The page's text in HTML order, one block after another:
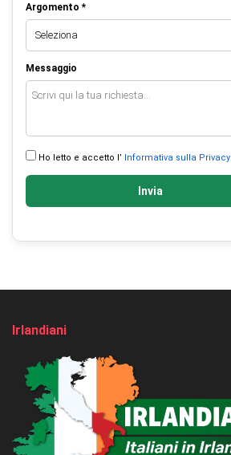
Argomento *
Messaggio
Ho letto e accetto l’ Informativa sulla Privacy
Invia
Irlandiani